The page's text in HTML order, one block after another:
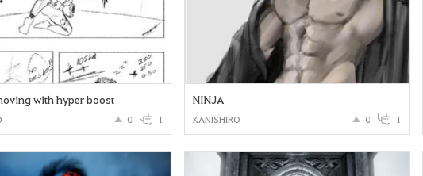
with hyper boost
0 1
NINJA
KANISHIRO 0 1